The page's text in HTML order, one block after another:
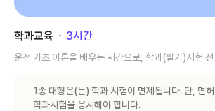
학과교육 ･ 3시간
운전 기초 이론을 배우는 시간으로, 학과(필기)시험
1종 대형은(는) 학과 시험이 면제됩니다. 단, 면
학과시험을 응시해야 합니다.